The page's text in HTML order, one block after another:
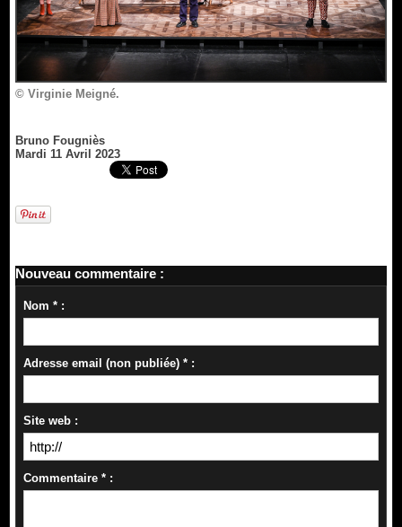
© Virginie Meigné.
Bruno Fougniès
Mardi 11 Avril 2023
Nouveau commentaire :
Nom * :
Adresse email (non publiée) * :
Site web :
Commentaire * :